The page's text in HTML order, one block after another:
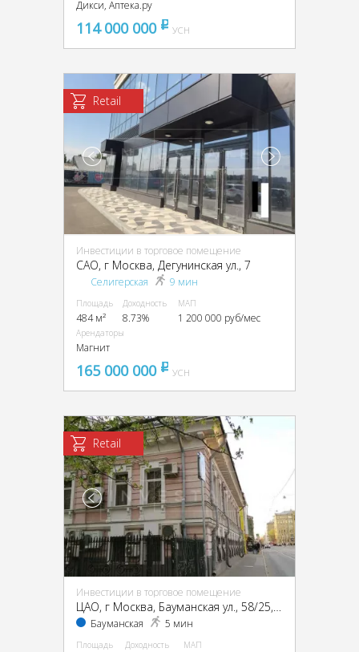
Дикси, Аптека.ру
114 000 000 pуб
УСН
Retail
Инвестиции в торговое помещение
CАО, г Москва, Дегунинская ул., 7
Селигерская 9 мин
Площадь
484 м²
Доходность
8.73%
МАП
1 200 000 руб/мес
Арендаторы
Магнит
165 000 000 pуб
УСН
Retail
Инвестиции в торговое помещение
ЦАО, г Москва, Бауманская ул., 58/25, стр. 1
Бауманская 5 мин
Площадь Доходность МАП